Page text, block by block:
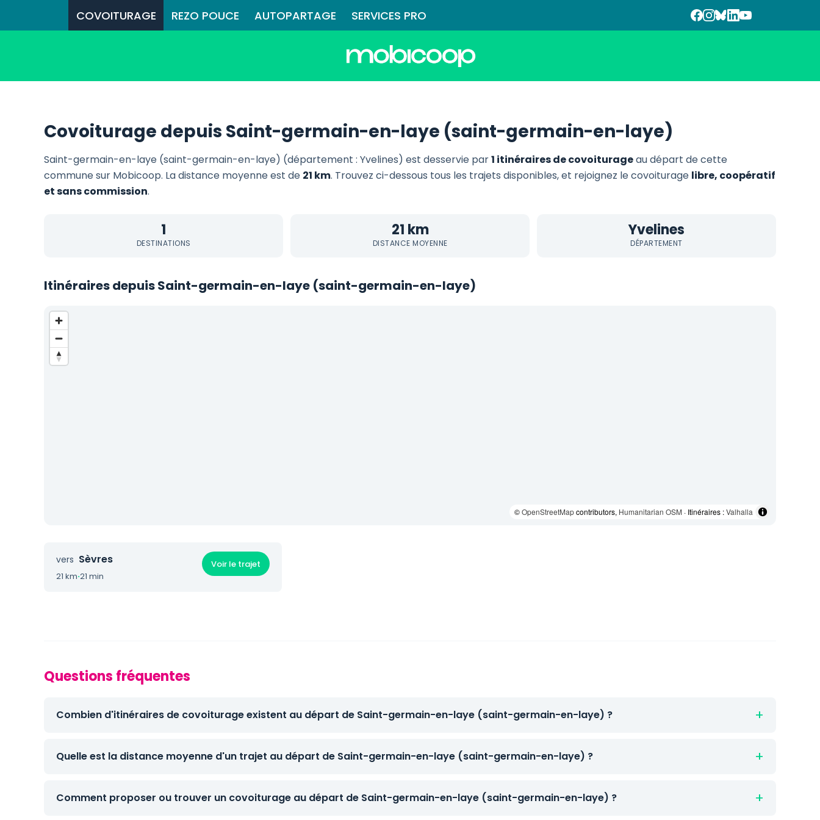
COVOITURAGE REZO POUCE AUTOPARTAGE SERVICES PRO
Covoiturage depuis Saint-germain-en-laye (saint-germain-en-laye)
Saint-germain-en-laye (saint-germain-en-laye) (département : Yvelines) est desservie par1 itinéraires de covoiturageau départ de cette
commune sur Mobicoop. La distance moyenne est de 21 km. Trouvez ci-dessous tous les trajets disponibles, et rejoignez le covoiturage libre, coopératif
et sans commission.
1
DESTINATIONS
21 km
DISTANCE MOYENNE
Yvelines
DÉPARTEMENT
Itinéraires depuis Saint-germain-en-laye (saint-germain-en-laye)
©OpenStreetMapcontributors, Humanitarian OSM · Itinéraires :Valhalla
vers Sèvres
21 km·21 min
Voir le trajet
Questions fréquentes
Combien d'itinéraires de covoiturage existent au départ de Saint-germain-en-laye (saint-germain-en-laye) ?
Quelle est la distance moyenne d'un trajet au départ de Saint-germain-en-laye (saint-germain-en-laye) ?
Comment proposer ou trouver un covoiturage au départ de Saint-germain-en-laye (saint-germain-en-laye) ?